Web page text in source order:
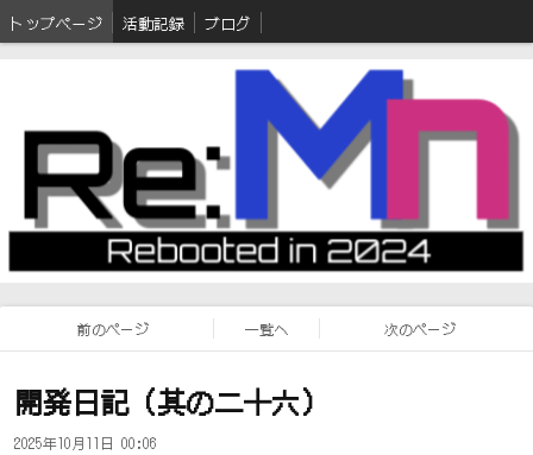
トップページ 活動記録 ブログ
前のページ 一覧へ 次のページ
開発日記（其の二十六）
2025年10月11日 00:06